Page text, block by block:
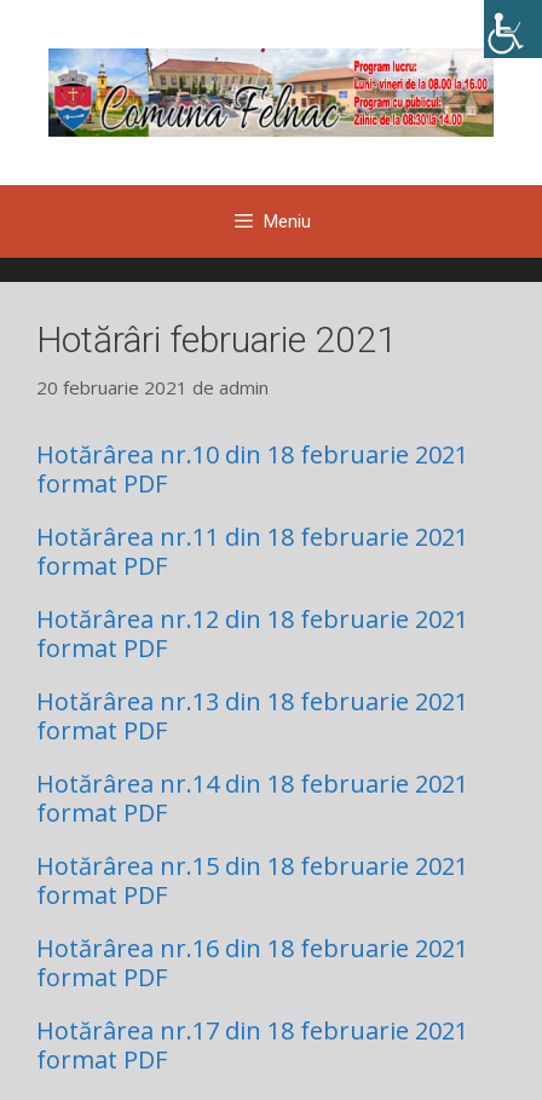
conținut
Meniu
Hotărâri februarie 2021
20 februarie 2021 de admin
Hotărârea nr.10 din 18 februarie 2021
format PDF
Hotărârea nr.11 din 18 februarie 2021
format PDF
Hotărârea nr.12 din 18 februarie 2021
format PDF
Hotărârea nr.13 din 18 februarie 2021
format PDF
Hotărârea nr.14 din 18 februarie 2021
format PDF
Hotărârea nr.15 din 18 februarie 2021
format PDF
Hotărârea nr.16 din 18 februarie 2021
format PDF
Hotărârea nr.17 din 18 februarie 2021
format PDF